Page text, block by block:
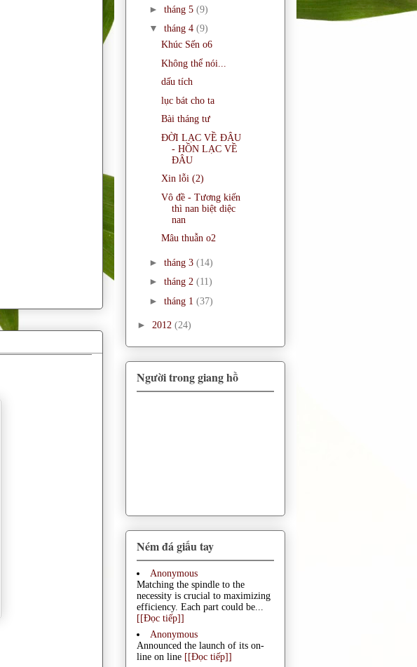
► tháng 5 (9)
▼ tháng 4 (9)
Khúc Sến o6
Không thể nói...
dấu tích
lục bát cho ta
Bài tháng tư
ĐỜI LẠC VỀ ĐÂU
- HỒN LẠC VỀ
ĐÂU
Xin lỗi (2)
Vô đề - Tương kiến
thì nan biệt diệc
nan
Mâu thuẫn o2
► tháng 3 (14)
► tháng 2 (11)
► tháng 1 (37)
► 2012 (24)
Người trong giang hồ
Ném đá giấu tay
Anonymous
Matching the spindle to the
necessity is crucial to maximizing
efficiency. Each part could be...
[[Đọc tiếp]]
Anonymous
Announced the launch of its on-
line on line [[Đọc tiếp]]